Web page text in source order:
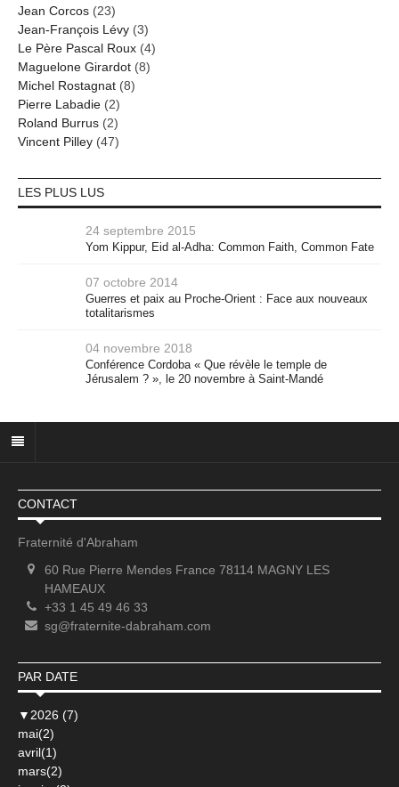
Jean Corcos (23)
Jean-François Lévy (3)
Le Père Pascal Roux (4)
Maguelone Girardot (8)
Michel Rostagnat (8)
Pierre Labadie (2)
Roland Burrus (2)
Vincent Pilley (47)
LES PLUS LUS
24 septembre 2015
Yom Kippur, Eid al-Adha: Common Faith, Common Fate
07 octobre 2014
Guerres et paix au Proche-Orient : Face aux nouveaux
totalitarismes
04 novembre 2018
Conférence Cordoba « Que révèle le temple de
Jérusalem ? », le 20 novembre à Saint-Mandé
CONTACT
Fraternité d'Abraham
60 Rue Pierre Mendes France 78114 MAGNY LES
HAMEAUX
+33 1 45 49 46 33
sg@fraternite-dabraham.com
PAR DATE
▼ 2026 (7)
mai(2)
avril(1)
mars(2)